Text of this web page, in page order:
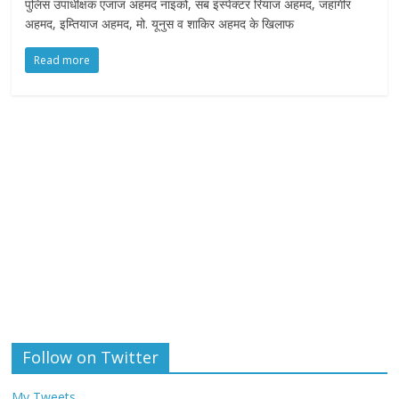
पुलिस उपाधीक्षक एजाज अहमद नाइको, सब इंस्पेक्टर रियाज अहमद, जहांगीर
अहमद, इम्तियाज अहमद, मो. यूनुस व शाकिर अहमद के खिलाफ
Read more
Follow on Twitter